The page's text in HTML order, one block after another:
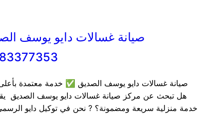
صيانة غسالات دايو يوسف
صيانة غسالات دايو يوسف الصديق ✅ خدمة معتمدة
هل تبحث عن مركز صيانة غسالات دايو يوسف الصديق
خدمة منزلية سريعة ومضمونة؟ ? نحن في توكيل دايو